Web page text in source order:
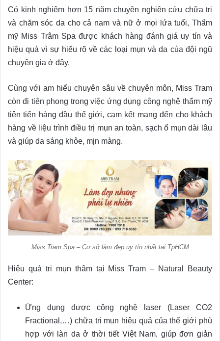
Có kinh nghiệm hơn 15 năm chuyên nghiên cứu chữa trị
và chăm sóc da cho cả nam và nữ ở mọi lứa tuổi, Thẩm
mỹ Miss Trâm Spa được khách hàng đánh giá uy tín và
hiệu quả vì sự hiểu rõ về các loại mụn và da của đội ngũ
chuyên gia ở đây.
Cùng với am hiểu chuyên sâu về chuyên môn, Miss Tram
còn đi tiên phong trong việc ứng dụng công nghệ thẩm mỹ
tiên tiến hàng đầu thế giới, cam kết mang đến cho khách
hàng về liệu trình điều trị mụn an toàn, sạch ổ mụn dài lâu
và giúp da sáng khỏe, mịn màng.
Miss Tram Spa – Cơ sở làm đẹp uy tín nhất tại TpHCM
Hiệu quả trị mụn thâm tại Miss Tram – Natural Beauty
Center:
Ứng dụng được công nghệ laser (Laser CO2
Fractional,…) chữa trị mụn hiệu quả của thế giới phù
hợp với làn da ở thời tiết Việt Nam, giúp đơn giản